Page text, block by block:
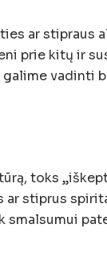
ar stipraus
prie kitų ir
galime vadinti
toks
stiprus
smalsumui